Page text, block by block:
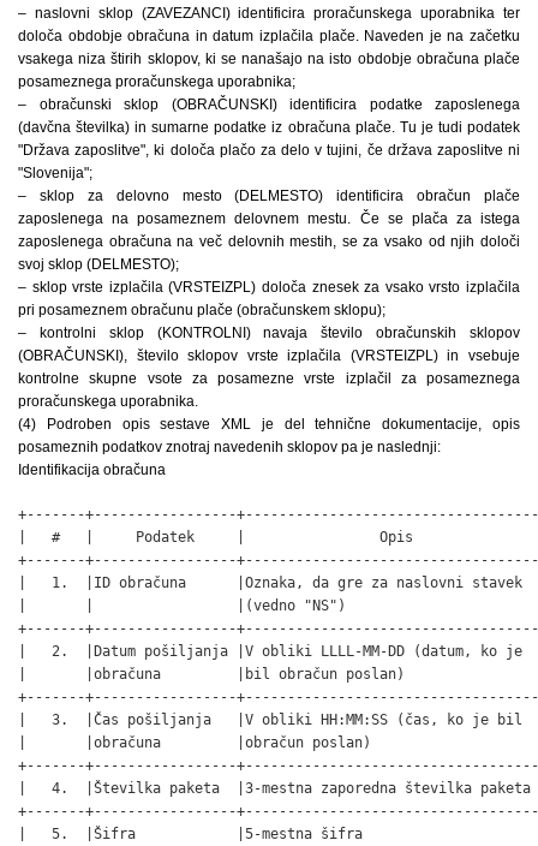
– naslovni sklop (ZAVEZANCI) identificira proračunskega uporabnika ter
določa obdobje obračuna in datum izplačila plače. Naveden je na začetku
vsakega niza štirih sklopov, ki se nanašajo na isto obdobje obračuna plače
posameznega proračunskega uporabnika;
– obračunski sklop (OBRAČUNSKI) identificira podatke zaposlenega
(davčna številka) in sumarne podatke iz obračuna plače. Tu je tudi podatek
"Država zaposlitve", ki določa plačo za delo v tujini, če država zaposlitve ni
"Slovenija";
– sklop za delovno mesto (DELMESTO) identificira obračun plače
zaposlenega na posameznem delovnem mestu. Če se plača za istega
zaposlenega obračuna na več delovnih mestih, se za vsako od njih določi
svoj sklop (DELMESTO);
– sklop vrste izplačila (VRSTEIZPL) določa znesek za vsako vrsto izplačila
pri posameznem obračunu plače (obračunskem sklopu);
– kontrolni sklop (KONTROLNI) navaja število obračunskih sklopov
(OBRAČUNSKI), število sklopov vrste izplačila (VRSTEIZPL) in vsebuje
kontrolne skupne vsote za posamezne vrste izplačil za posameznega
proračunskega uporabnika.
(4) Podroben opis sestave XML je del tehnične dokumentacije, opis
posameznih podatkov znotraj navedenih sklopov pa je naslednji:
Identifikacija obračuna
+-------+-----------------
|   #   |     Podatek     |                Opis
+-------+-----------------
|   1.  |ID obračuna      |Oznaka, da gre za naslovni stavek
|       |                 |(vedno "NS")
+-------+-----------------
|   2.  |Datum pošiljanja |V obliki LLLL-MM-DD (datum, ko je
|       |obračuna         |bil obračun poslan)
+-------+-----------------
|   3.  |Čas pošiljanja   |V obliki HH:MM:SS (čas, ko je bil
|       |obračuna         |obračun poslan)
+-------+-----------------
|   4.  |Številka paketa  |3-mestna zaporedna številka
+-------+-----------------
|   5.  |Šifra            |5-mestna šifra